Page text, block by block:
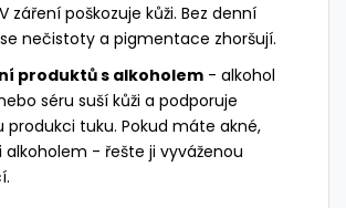
záření poškozuje kůži. Bez denní
nečistoty a pigmentace zhoršují.
produktů s alkoholem - alkohol
séru suší kůži a podporuje
produkci tuku. Pokud máte akné,
alkoholem - řešte ji vyváženou